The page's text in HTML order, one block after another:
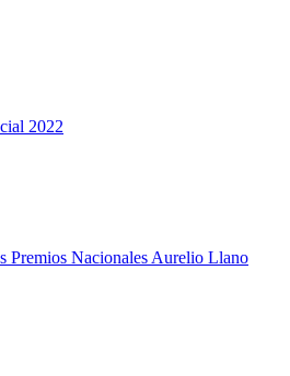
2022
Premios Nacionales Aurelio Llano